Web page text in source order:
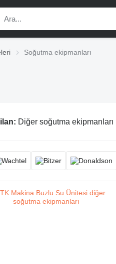
Soğutma ekipmanları
Diğer soğutma ekipmanları